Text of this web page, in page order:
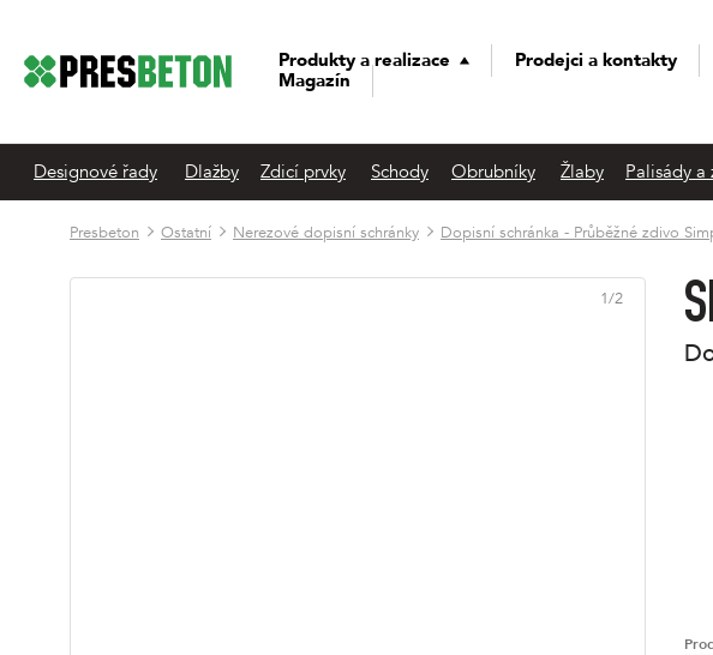
Produkty a realizace
Prodejci a kontakty
Magazín
Designové řady Dlažby Zdicí prvky Schody Obrubníky Žlaby Palisády a
Presbeton Ostatní Nerezové dopisní schránky Dopisní schránka - Průběžné zdivo
1/2